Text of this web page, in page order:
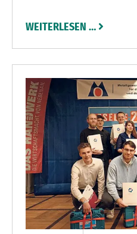
Aushändigung des
Lehrlingspflichten frei.
Gruß aus der
WEITERLESEN …